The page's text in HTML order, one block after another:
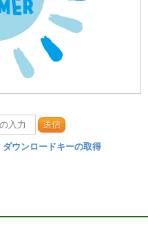
送信
ダウンロードキーの取得